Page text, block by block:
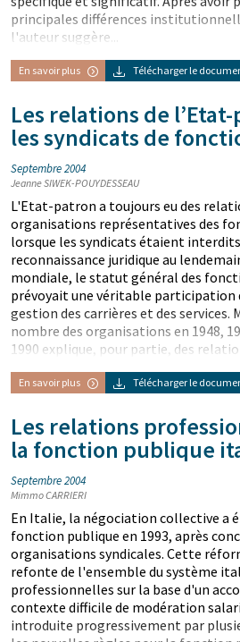
principales différences
l'auteur suggère...
En savoir plus Télécharger le
Les relations de
les syndicats de
Septembre 2004
Jeanne SIWEK-POUYDESSEAU
L'Etat-patron a toujours eu des
organisations représentatives des
lorsque les syndicats étaient
reconnaissance juridique au
mondiale, le statut général des
prévoyait une véritable participation
gestion des carrières et des
nombre des organisations en 1948,
1990 explique, pour partie, des
En savoir plus Télécharger le
Les relations
la fonction publique
Septembre 2004
Mimmo CARRIERI
En Italie, la négociation collective a
fonction publique en 1993, après
organisations syndicales. Cette
refonte de l'ensemble du système
professionnelles sur la base d'un
contexte difficile de modération
introduite progressivement par